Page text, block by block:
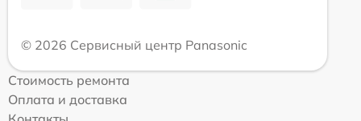
© 2026 Сервисный центр Panasonic
Стоимость ремонта
Оплата и доставка